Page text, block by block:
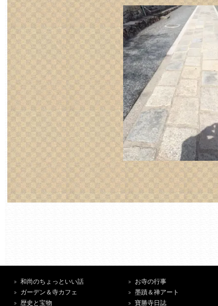
和尚のちょっといい話
ガーデン＆寺カフェ
歴史と宝物
お寺の行事
墨蹟＆禅アート
寶勝寺日誌